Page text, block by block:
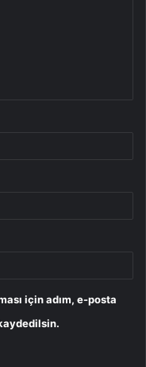
için adım, e-posta